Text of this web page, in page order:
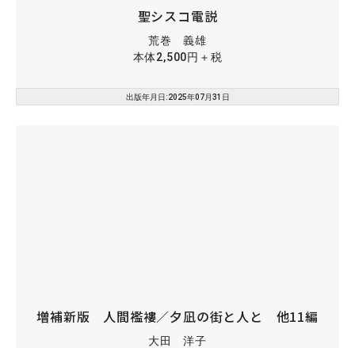
聖シスコ電説
荒巻 義雄
本体2,500円＋税
出版年月日:2025年07月31日
増補新版 人間襤褸／夕凪の街と人と 他11編
大田 洋子